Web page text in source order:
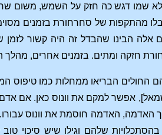
לא שמו דגש כה חזק על השמש, משום
מהתקפות של סחרחורת בזמנים
אלה הבינו שהבדל זה היה קשור
חזקה ומתים. בזמנים אחרים, מהלך
החולים הבריאו ממחלות כמו טיפוס
ידי האדמה. אם האדמה היא שם [ראה ציור 33, צד שמאל],
האדמה, האדמה חוסמת את וונוס
שלהם וגילו שיש סיכוי טוב